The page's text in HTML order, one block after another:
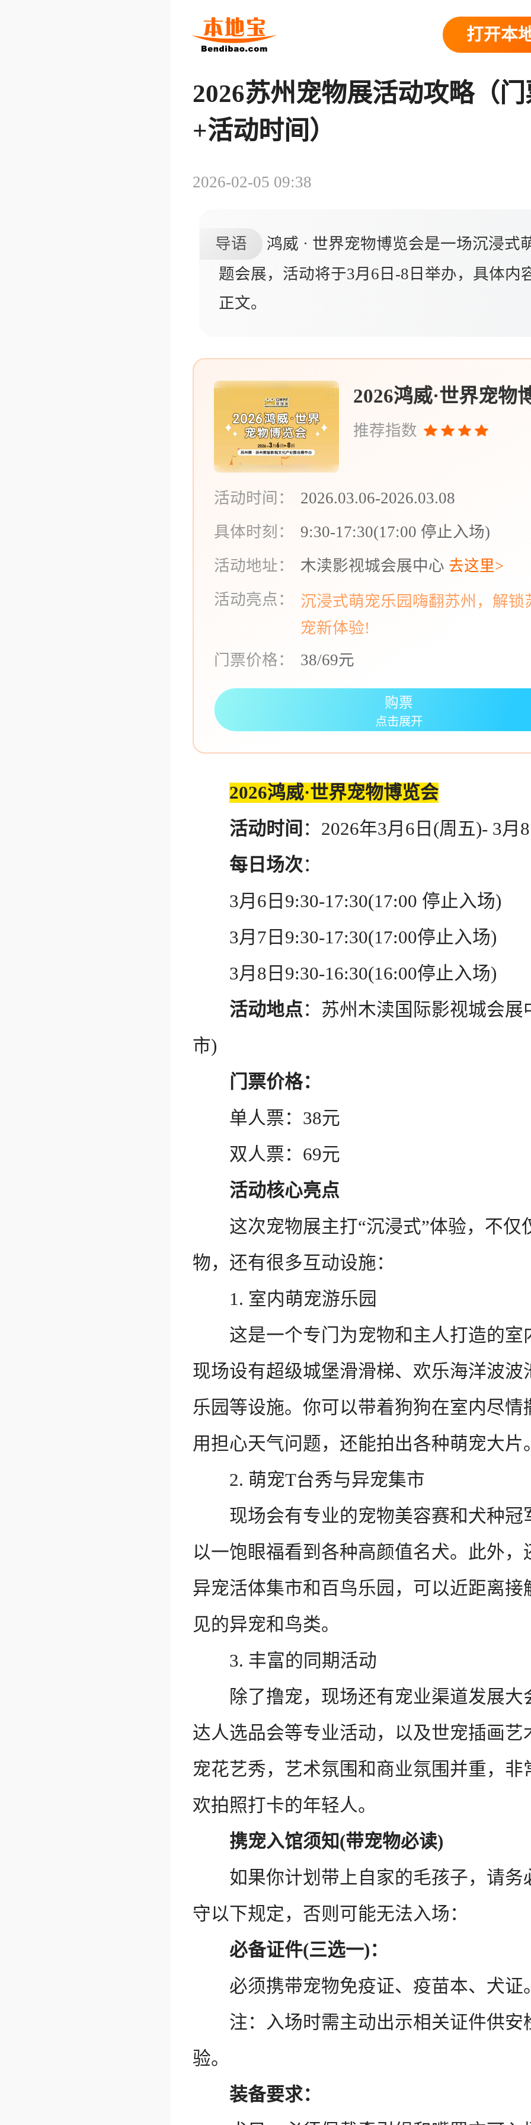
打开本
2026苏州宠物展活动攻略（
+活动时间）
2026-02-05 09:38
导语
鸿威 · 世界宠物博览会是一场沉浸式
题会展，活动将于3月6日-8日举办，具体内
正文。
2026鸿威·世界宠物
推荐指数
活动时间：
2026.03.06-2026.03.08
具体时刻：
9:30-17:30(17:00 停止入场)
活动地址：
木渎影视城会展中心 去这里>
活动亮点：
沉浸式萌宠乐园嗨翻苏州，解锁
宠新体验!
门票价格：
38/69元
购票
点击展开
2026鸿威·世界宠物博览会
活动时间 ：2026年3月6日(周五)- 3月
每日场次：
3月6日9:30-17:30(17:00 停止入场)
3月7日9:30-17:30(17:00停止入场)
3月8日9:30-16:30(16:00停止入场)
活动地点：苏州木渎国际影视城会展
市)
门票价格：
单人票：38元
双人票：69元
活动核心亮点
这次宠物展主打“沉浸式”体验，不仅
物，还有很多互动设施：
1. 室内萌宠游乐园
这是一个专门为宠物和主人打造的室
现场设有超级城堡滑滑梯、欢乐海洋波波
乐园等设施。你可以带着狗狗在室内尽情
用担心天气问题，还能拍出各种萌宠大片
2. 萌宠T台秀与异宠集市
现场会有专业的宠物美容赛和犬种冠
以一饱眼福看到各种高颜值名犬。此外，
异宠活体集市和百鸟乐园，可以近距离接
见的异宠和鸟类。
3. 丰富的同期活动
除了撸宠，现场还有宠业渠道发展大
达人选品会等专业活动，以及世宠插画艺
宠花艺秀，艺术氛围和商业氛围并重，非
欢拍照打卡的年轻人。
携宠入馆须知(带宠物必读)
如果你计划带上自家的毛孩子，请务
守以下规定，否则可能无法入场：
必备证件(三选一)：
必须携带宠物免疫证、疫苗本、犬证
注：入场时需主动出示相关证件供安
验。
装备要求：